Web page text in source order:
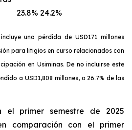
23.8% 24.2%
una pérdida de USD171 millones
para litigios en curso relacionados con
en Usiminas. De no incluirse este
a USD1,808 millones, o 26.7% de las
el primer semestre de 2025
comparación con el primer